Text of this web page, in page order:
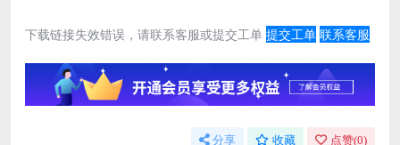
下载链接失效错误，请联系客服或提交工单 提交工单 联系客服
分享 收藏 点赞(0)